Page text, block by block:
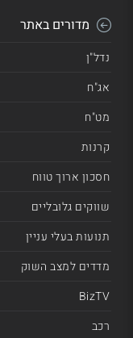
מדורים באתר
נדל"ן
אג"ח
מט"ח
קרנות
חסכון ארוך טווח
שווקים גלובליים
תנועות בעלי עניין
מדדים למצב השוק
BizTV
רכב